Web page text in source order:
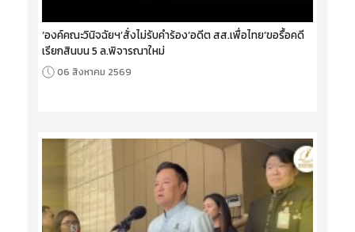
‘องค์คณะวินิจฉัยฯ’สั่งไม่รับคำร้อง‘อดีต สส.เพื่อไทย’ขอรื้อคดี
เรียกสินบน 5 ล.พิจารณาใหม่
06 สิงหาคม 2569